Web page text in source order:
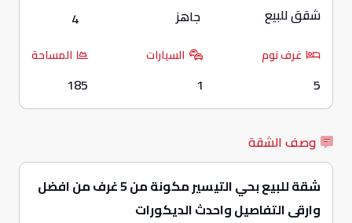
شقق للبيع جاهز 4
غرف نوم
5
السيارات
1
المساحة
185
وصف الشقة
شقة للبيع بحي التيسير
مكونة من 5 غرف من افضل
وارقى التفاصيل واحدث الديكورات